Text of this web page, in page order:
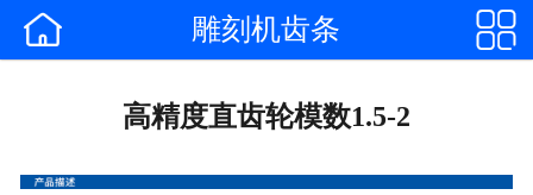
 雕刻机齿条 
高精度直齿轮模数1.5-2